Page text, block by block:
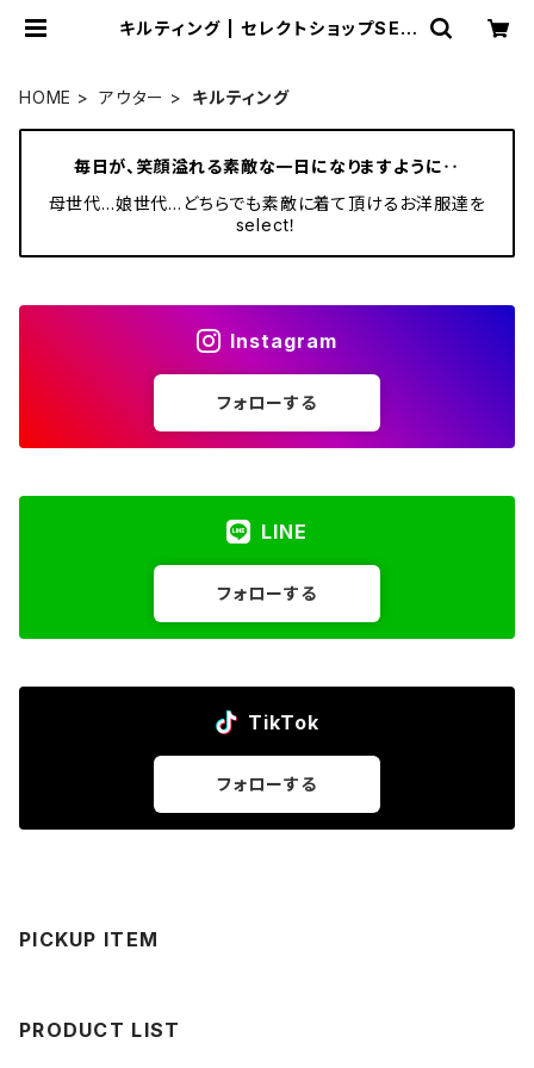
キルティング | セレクトショップSEN
HOME アウター キルティング
毎日が、笑顔溢れる素敵な一日になりますように‥
母世代…娘世代…どちらでも素敵に着て頂けるお洋服達を
select！
Instagram
フォローする
LINE
フォローする
TikTok
フォローする
PICKUP ITEM
PRODUCT LIST